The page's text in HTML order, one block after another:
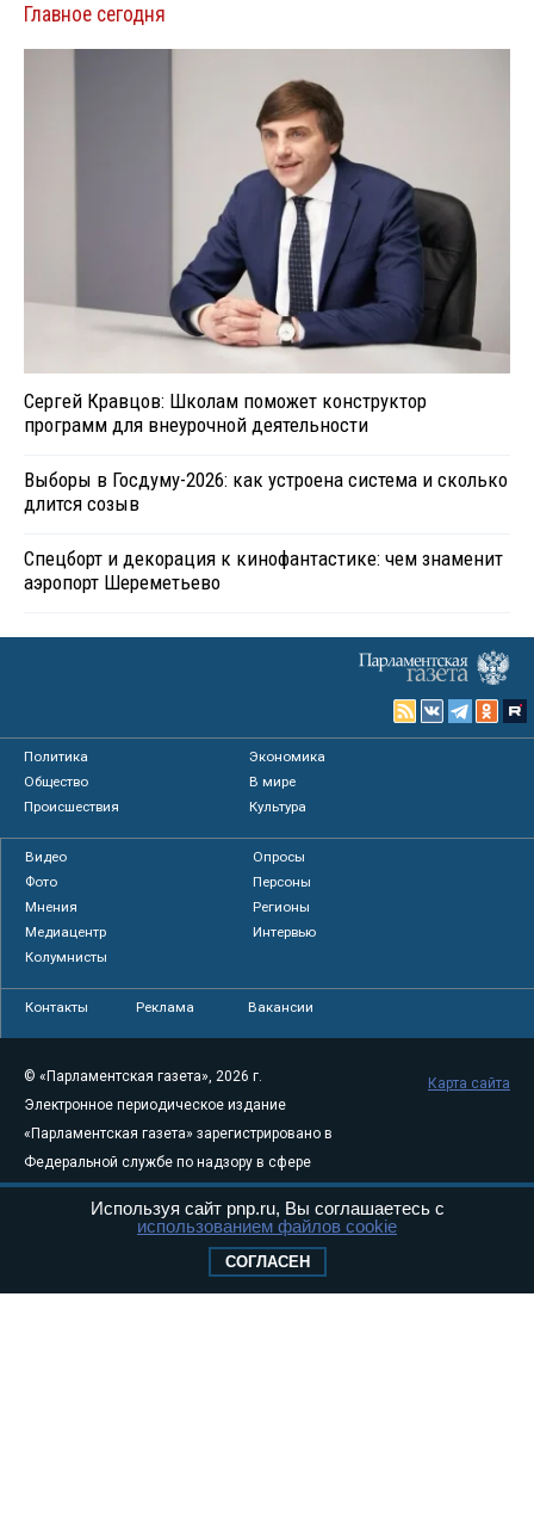
Главное сегодня
Сергей Кравцов: Школам поможет конструктор
программ для внеурочной деятельности
Выборы в Госдуму-2026: как устроена система и сколько
длится созыв
Спецборт и декорация к кинофантастике: чем знаменит
аэропорт Шереметьево
Политика
Экономика
Общество
В мире
Происшествия
Культура
Видео
Опросы
Фото
Персоны
Мнения
Регионы
Медиацентр
Интервью
Колумнисты
Контакты Реклама Вакансии
© «Парламентская газета», 2026 г.
Электронное периодическое издание
«Парламентская газета» зарегистрировано в
Федеральной службе по надзору в сфере
связи, информационных технологий и
массовых коммуникаций (Роскомнадзор) 05
Свидетельство о регистрации Эл № ФС77-
Карта сайта
Используя сайт pnp.ru, Вы соглашаетесь с
использованием файлов cookie
СОГЛАСЕН